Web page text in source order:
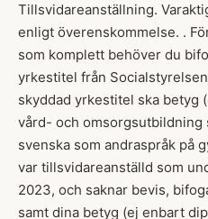
Tillsvidareanställning.
enligt överenskommelse. .
som komplett behöver du
yrkestitel från
skyddad yrkestitel ska betyg
vård- och omsorgsutbildning
svenska som andraspråk på
var tillsvidareanställd som
2023, och saknar bevis,
samt dina betyg (ej enbart